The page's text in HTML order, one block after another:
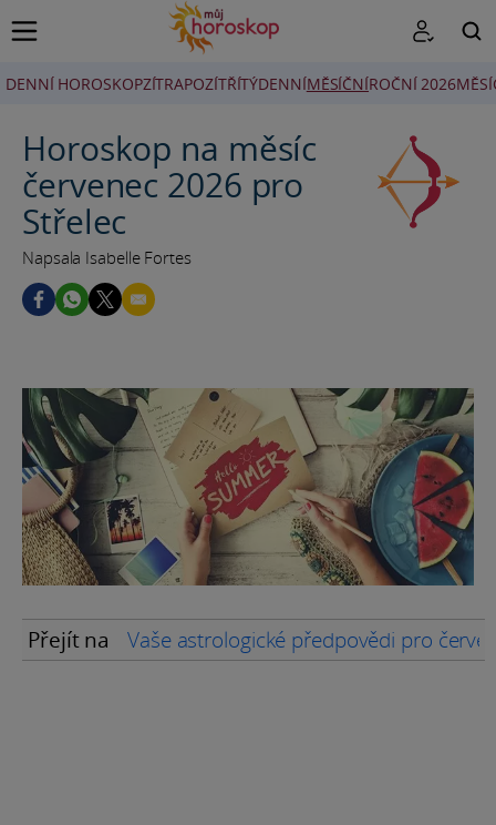
DENNÍ HOROSKOPZÍTRAPOZÍTŘÍTÝDENNÍMĚSÍČNÍROČNÍ 2026
Horoskop na měsíc
červenec 2026 pro
Střelec
Napsala Isabelle Fortes
Přejít na Vaše astrologické předpovědi pro